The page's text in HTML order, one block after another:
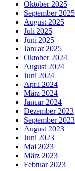
Oktober 2025
September 2025
August 2025
Juli 2025
Juni 2025
Januar 2025
Oktober 2024
August 2024
Juni 2024
April 2024
März 2024
Januar 2024
Dezember 2023
September 2023
August 2023
Juni 2023
Mai 2023
März 2023
Februar 2023